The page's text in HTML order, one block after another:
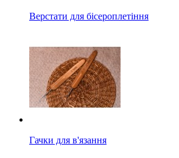
Верстати для бісероплетіння
Гачки для в'язання